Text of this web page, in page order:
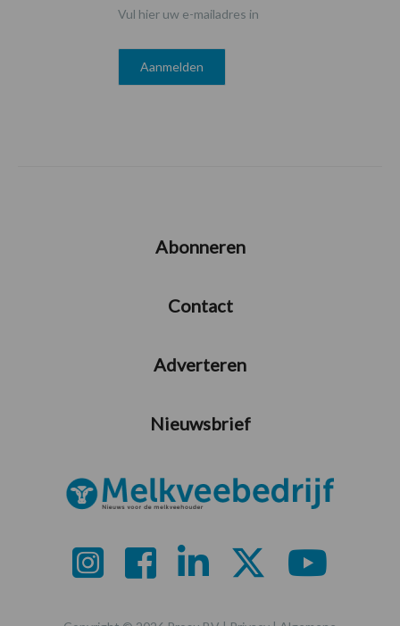
Vul hier uw e-mailadres in
Abonneren
Contact
Adverteren
Nieuwsbrief